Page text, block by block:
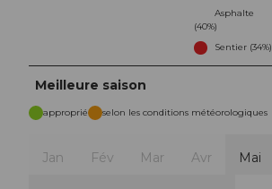
Asphalte
(40%)
Sentier (34%)
Meilleure saison
approprié selon les conditions météorologiques
Jan Fév Mar Avr Mai